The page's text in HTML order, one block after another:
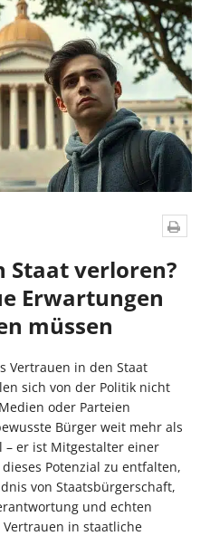
Staat verloren?
Erwartungen
müssen
Vertrauen in den Staat
sich von der Politik nicht
oder Parteien
Bürger weit mehr als
– er ist Mitgestalter einer
Potenzial zu entfalten,
von Staatsbürgerschaft,
und echten
Vertrauen in staatliche